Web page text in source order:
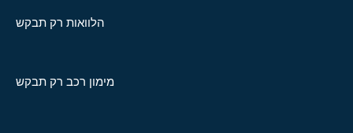
הלוואות רק תבקש
מימון רכב רק תבקש